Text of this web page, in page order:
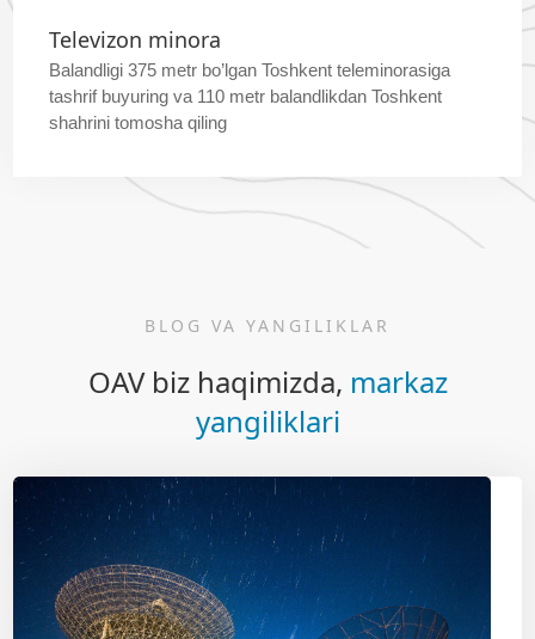
Televizon minora
Balandligi 375 metr bo’lgan Toshkent teleminorasiga
tashrif buyuring va 110 metr balandlikdan Toshkent
shahrini tomosha qiling
BLOG VA YANGILIKLAR
OAV biz haqimizda, markaz
yangiliklari